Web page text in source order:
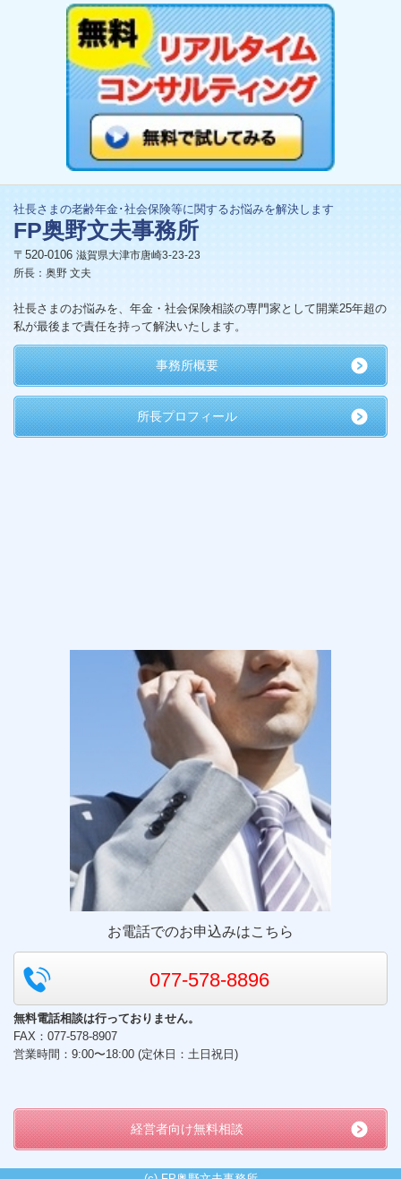
社長さまの老齢年金･社会保険等に関するお悩みを解決します
FP奥野文夫事務所
〒520-0106 滋賀県大津市唐崎3-23-23
所長：奥野 文夫
社長さまのお悩みを、年金・社会保険相談の専門家として開業25年超の
私が最後まで責任を持って解決いたします。
事務所概要
所長プロフィール
お電話でのお申込みはこちら
077-578-8896
無料電話相談は行っておりません。
FAX：077-578-8907
営業時間：9:00〜18:00 (定休日：土日祝日)
経営者向け無料相談